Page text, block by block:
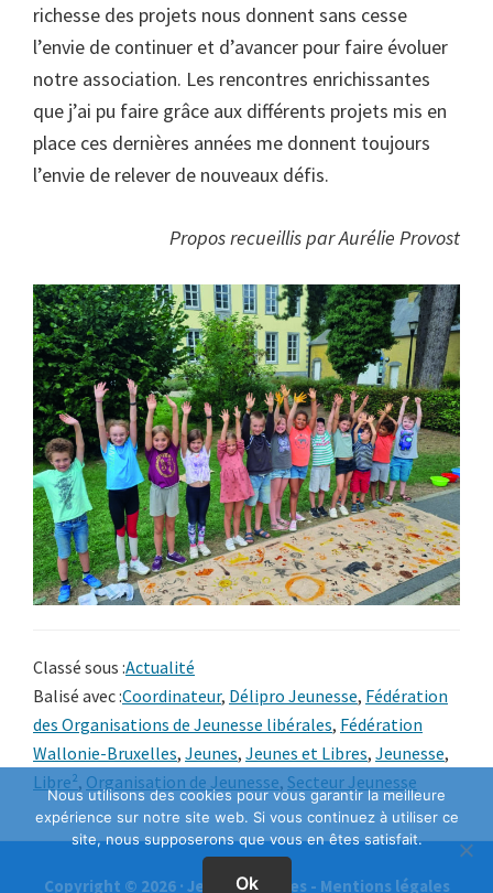
richesse des projets nous donnent sans cesse
l’envie de continuer et d’avancer pour faire évoluer
notre association. Les rencontres enrichissantes
que j’ai pu faire grâce aux différents projets mis en
place ces dernières années me donnent toujours
l’envie de relever de nouveaux défis.
Propos recueillis par Aurélie Provost
Classé sous :Actualité
Balisé avec :Coordinateur, Délipro Jeunesse, Fédération
des Organisations de Jeunesse libérales, Fédération
Wallonie-Bruxelles, Jeunes, Jeunes et Libres, Jeunesse,
Libre², Organisation de Jeunesse, Secteur Jeunesse
Copyright © 2026 · Jeunes & Libres - Mentions légales
Nous utilisons des cookies pour vous garantir la meilleure
expérience sur notre site web. Si vous continuez à utiliser ce
site, nous supposerons que vous en êtes satisfait.
Ok